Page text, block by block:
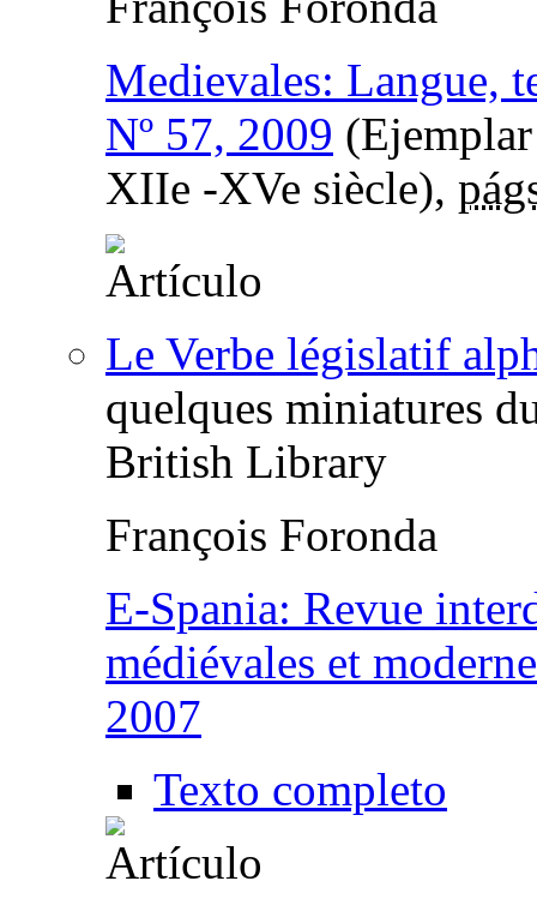
Medievales: Langue,
Nº 57, 2009
XIIe -XVe siècle),
Le Verbe législatif
quelques miniatures
British Library
François Foronda
E-Spania: Revue
médiévales et
2007
Texto completo